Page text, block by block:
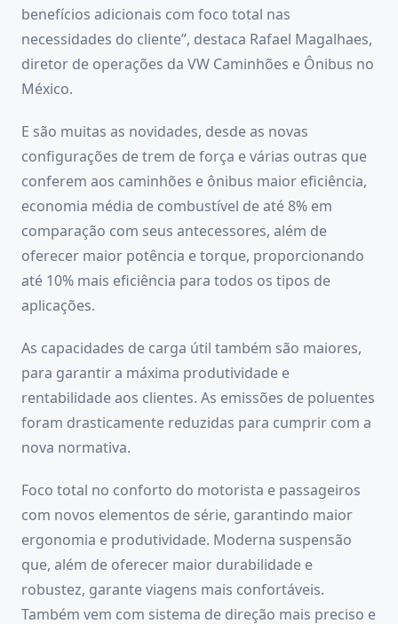
benefícios adicionais com foco total nas
necessidades do cliente”, destaca Rafael Magalhaes,
diretor de operações da VW Caminhões e Ônibus no
México.
E são muitas as novidades, desde as novas
configurações de trem de força e várias outras que
conferem aos caminhões e ônibus maior eficiência,
economia média de combustível de até 8% em
comparação com seus antecessores, além de
oferecer maior potência e torque, proporcionando
até 10% mais eficiência para todos os tipos de
aplicações.
As capacidades de carga útil também são maiores,
para garantir a máxima produtividade e
rentabilidade aos clientes. As emissões de poluentes
foram drasticamente reduzidas para cumprir com a
nova normativa.
Foco total no conforto do motorista e passageiros
com novos elementos de série, garantindo maior
ergonomia e produtividade. Moderna suspensão
que, além de oferecer maior durabilidade e
robustez, garante viagens mais confortáveis.
Também vem com sistema de direção mais preciso e